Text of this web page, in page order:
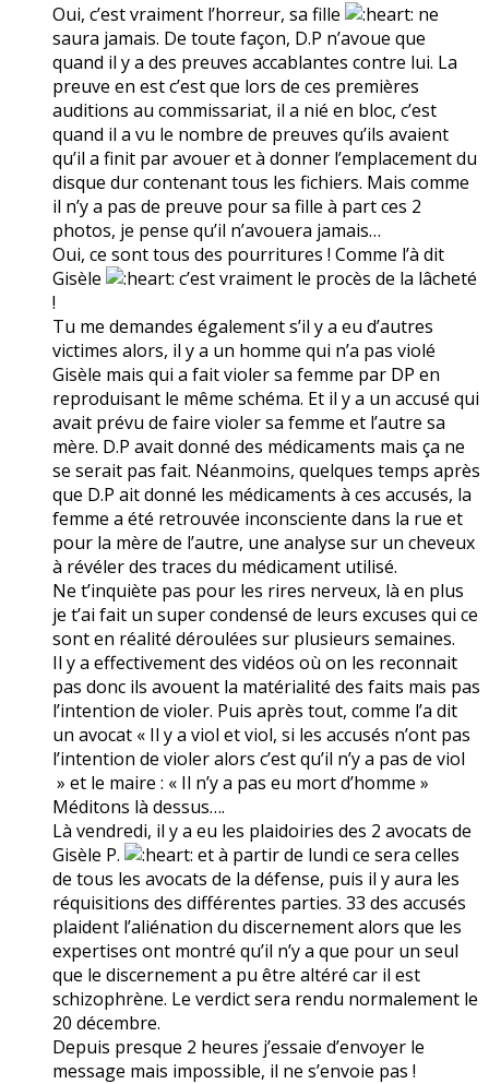
Oui, c’est vraiment l’horreur, sa fille
ne
saura jamais. De toute façon, D.P n’avoue que
quand il y a des preuves accablantes contre lui. La
preuve en est c’est que lors de ces premières
auditions au commissariat, il a nié en bloc, c’est
quand il a vu le nombre de preuves qu’ils avaient
qu’il a finit par avouer et à donner l’emplacement du
disque dur contenant tous les fichiers. Mais comme
il n’y a pas de preuve pour sa fille à part ces 2
photos, je pense qu’il n’avouera jamais…
Oui, ce sont tous des pourritures ! Comme l’à dit
Gisèle
c’est vraiment le procès de la lâcheté
!
Tu me demandes également s’il y a eu d’autres
victimes alors, il y a un homme qui n’a pas violé
Gisèle mais qui a fait violer sa femme par DP en
reproduisant le même schéma. Et il y a un accusé qui
avait prévu de faire violer sa femme et l’autre sa
mère. D.P avait donné des médicaments mais ça ne
se serait pas fait. Néanmoins, quelques temps après
que D.P ait donné les médicaments à ces accusés, la
femme a été retrouvée inconsciente dans la rue et
pour la mère de l’autre, une analyse sur un cheveux
à révéler des traces du médicament utilisé.
Ne t’inquiète pas pour les rires nerveux, là en plus
je t’ai fait un super condensé de leurs excuses qui ce
sont en réalité déroulées sur plusieurs semaines.
Il y a effectivement des vidéos où on les reconnait
pas donc ils avouent la matérialité des faits mais pas
l’intention de violer. Puis après tout, comme l’a dit
un avocat « Il y a viol et viol, si les accusés n’ont pas
l’intention de violer alors c’est qu’il n’y a pas de viol
» et le maire : « Il n’y a pas eu mort d’homme »
Méditons là dessus….
Là vendredi, il y a eu les plaidoiries des 2 avocats de
Gisèle P.
et à partir de lundi ce sera celles
de tous les avocats de la défense, puis il y aura les
réquisitions des différentes parties. 33 des accusés
plaident l’aliénation du discernement alors que les
expertises ont montré qu’il n’y a que pour un seul
que le discernement a pu être altéré car il est
schizophrène. Le verdict sera rendu normalement le
20 décembre.
Depuis presque 2 heures j’essaie d’envoyer le
message mais impossible, il ne s’envoie pas !